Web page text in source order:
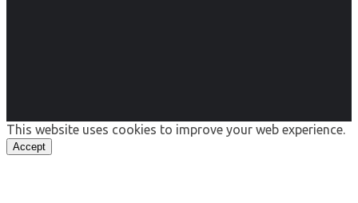
This website uses cookies to improve your web experience.
Accept